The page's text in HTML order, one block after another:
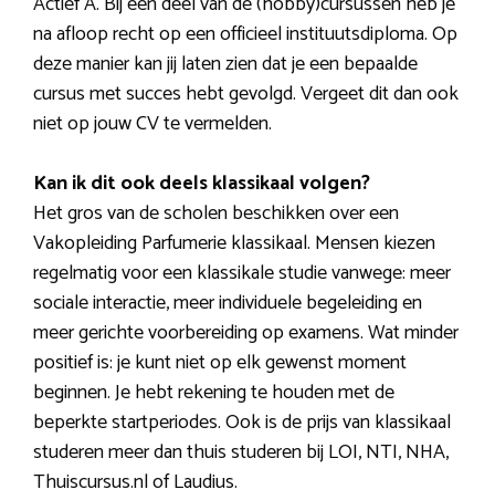
na afloop recht op een officieel instituutsdiploma. Op
deze manier kan jij laten zien dat je een bepaalde
cursus met succes hebt gevolgd. Vergeet dit dan ook
niet op jouw CV te vermelden.
Kan ik dit ook deels klassikaal volgen?
Het gros van de scholen beschikken over een
Vakopleiding Parfumerie klassikaal. Mensen kiezen
regelmatig voor een klassikale studie vanwege: meer
sociale interactie, meer individuele begeleiding en
meer gerichte voorbereiding op examens. Wat minder
positief is: je kunt niet op elk gewenst moment
beginnen. Je hebt rekening te houden met de
beperkte startperiodes. Ook is de prijs van klassikaal
studeren meer dan thuis studeren bij LOI, NTI, NHA,
Thuiscursus.nl of Laudius.